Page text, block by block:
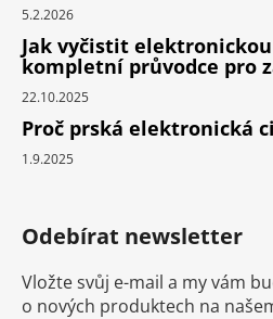
5.2.2026
Jak vyčistit
kompletní průvodce pro
22.10.2025
Proč prská elektronická
1.9.2025
Odebírat newsletter
Vložte svůj e-mail a my vám
o nových produktech na